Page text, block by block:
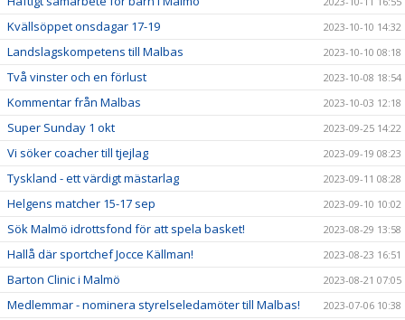
Kvällsöppet onsdagar 17-19 2023-10-10 14:32
Landslagskompetens till Malbas 2023-10-10 08:18
Två vinster och en förlust 2023-10-08 18:54
Kommentar från Malbas 2023-10-03 12:18
Super Sunday 1 okt 2023-09-25 14:22
Vi söker coacher till tjejlag 2023-09-19 08:23
Tyskland - ett värdigt mästarlag 2023-09-11 08:28
Helgens matcher 15-17 sep 2023-09-10 10:02
Sök Malmö idrottsfond för att spela basket! 2023-08-29 13:58
Hallå där sportchef Jocce Källman! 2023-08-23 16:51
Barton Clinic i Malmö 2023-08-21 07:05
Medlemmar - nominera styrelseledamöter till Malbas! 2023-07-06 10:38